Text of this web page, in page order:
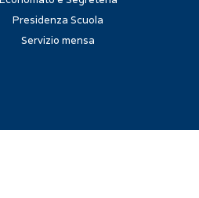
Presidenza Scuola
Servizio mensa